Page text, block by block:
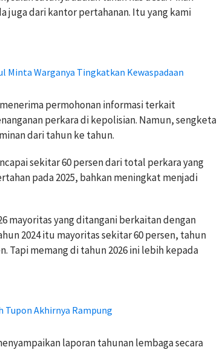
juga dari kantor pertahanan. Itu yang kami
Minta Warganya Tingkatkan Kewaspadaan
permohonan informasi terkait
perkara di kepolisian. Namun, sengketa
dari tahun ke tahun.
sekitar 60 persen dari total perkara yang
pada 2025, bahkan meningkat menjadi
mayoritas yang ditangani berkaitan dengan
2024 itu mayoritas sekitar 60 persen, tahun
Tapi memang di tahun 2026 ini lebih kepada
Tupon Akhirnya Rampung
laporan tahunan lembaga secara